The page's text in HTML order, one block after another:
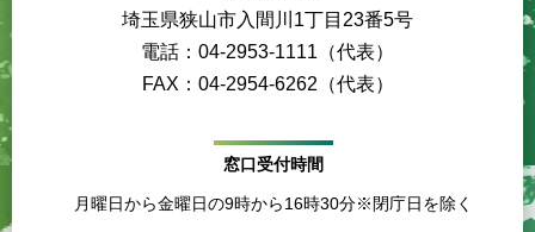
埼玉県狭山市入間川1丁目23番5号
電話：04-2953-1111（代表）
FAX：04-2954-6262（代表）
窓口受付時間
月曜日から金曜日の9時から16時30分※閉庁日を除く